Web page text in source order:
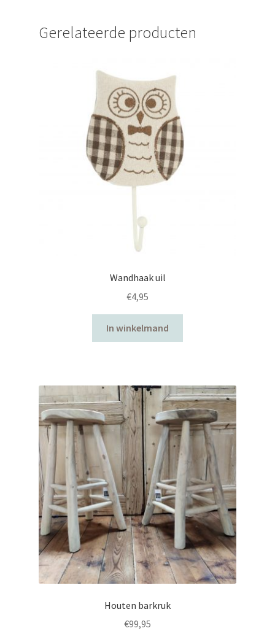
Gerelateerde producten
Wandhaak uil
€4,95
In winkelmand
Houten barkruk
€99,95